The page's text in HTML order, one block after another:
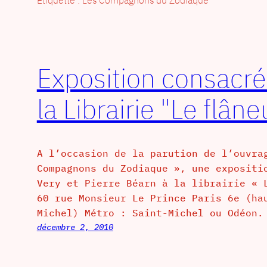
Exposition
la Librairie "Le
A l’occasion de la parution de
Compagnons du Zodiaque », une
Very et Pierre Béarn à la librairie «
60 rue Monsieur Le Prince Paris 6e
Michel) Métro : Saint-Michel ou Odéon.
décembre 2, 2010